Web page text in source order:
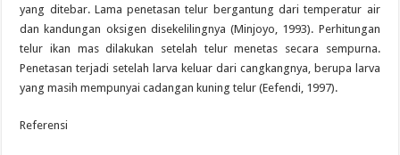
yang ditebar. Lama penetasan telur bergantung dari temperatur air
dan kandungan oksigen disekelilingnya (Minjoyo, 1993). Perhitungan
telur ikan mas dilakukan setelah telur menetas secara sempurna.
Penetasan terjadi setelah larva keluar dari cangkangnya, berupa larva
yang masih mempunyai cadangan kuning telur (Eefendi, 1997).
Referensi